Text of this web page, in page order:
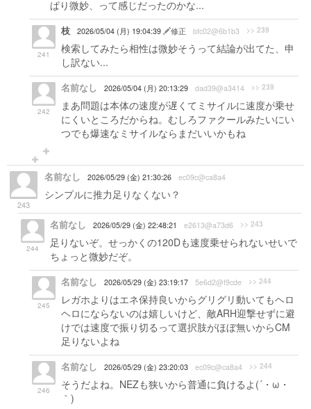
ぱり微妙、って感じだったのかな...
241
枝 2026/05/04 (月) 19:04:39 修正 bfc02@6b1b3 >> 239
検索してみたら相性は微妙そうって結論が出てた、申
し訳ない...
242
名前なし 2026/05/04 (月) 20:13:29 dad39@a3414 >> 239
まあ問題は本体の速度が遅くてミサイルに速度が乗せ
にくいところだからね。むしろファクールみたいにい
つでも爆速なミサイルならまだいいかもね
243
名前なし 2026/05/29 (金) 21:30:26 ec09c@ca8a4
シンプルに推力足りなくない？
244
名前なし 2026/05/29 (金) 22:48:21 e2613@a73d6 >> 243
足りないぞ。せっかくの120Dも速度乗せられないせいで
ちょっと微妙だぞ。
245
名前なし 2026/05/29 (金) 23:19:17 5e6d2@f9cde >> 244
レガホよりはエネ保持良いからグリグリ動いてもヘロ
ヘロにならないのは嬉しいけど、敵ARH迎撃せずに避
けでは速度で振り切るって選択肢がほぼ無いからCM
足りないよね
246
名前なし 2026/05/29 (金) 23:20:03 ec09c@ca8a4 >> 244
そうだよね。NEZも狭いから普通に負けるよ(´・ω・
｀)